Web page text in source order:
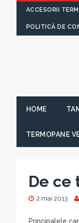
ACCESORII
POLITICĂ DE
HOME
TERMOPANE
De ce
2 mai 2013
Principalele